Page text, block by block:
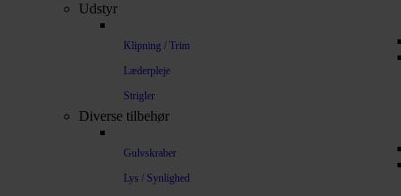
Udstyr
Klipning / Trim
Læderpleje
Strigler
Diverse tilbehør
Gulvskraber
Lys / Synlighed